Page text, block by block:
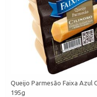
Queijo Parmesão Faixa Azul
195g